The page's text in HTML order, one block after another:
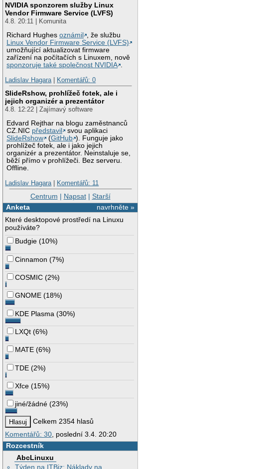
NVIDIA sponzorem služby Linux
Vendor Firmware Service (LVFS)
4.8. 20:11 | Komunita
Richard Hughesoznámil
, že službu
Linux Vendor Firmware Service (LVFS)
umožňující aktualizovat firmware
zařízení na počítačích s Linuxem, nově
sponzoruje také společnost NVIDIA .
Ladislav Hagara| Komentářů: 0
SlideRshow, prohlížeč fotek, ale i
jejich organizér a prezentátor
4.8. 12:22 | Zajímavý software
Edvard Rejthar na blogu zaměstnanců
CZ.NIC představil
svou aplikaci
SlideRshow
(GitHub ). Funguje jako
prohlížeč fotek, ale i jako jejich
organizér a prezentátor. Neinstaluje se,
běží přímo v prohlížeči. Bez serveru.
Offline.
Ladislav Hagara| Komentářů: 11
Centrum | Napsat| Starší
navrhněte »
Anketa
Které desktopové prostředí na Linuxu
používáte?
Budgie (10%)
Cinnamon (7%)
COSMIC (2%)
GNOME (18%)
KDE Plasma (30%)
LXQt (6%)
MATE (6%)
TDE (2%)
Xfce (15%)
jiné/žádné (23%)
Celkem 2354 hlasů
Komentářů: 30 , poslední 3.4. 20:20
Rozcestník
AbcLinuxu
Týden na ITBiz: Náklady na